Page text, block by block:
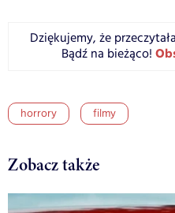
Dziękujemy, że
Bądź na bieżąco!
horrory filmy
Zobacz także